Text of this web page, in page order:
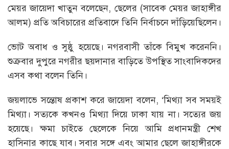
মেয়র জায়েদা খাতুন বলেছেন, ছেলের (সাবেক মেয়র জাহাঙ্গীর
আলম) প্রতি অবিচারের প্রতিবাদে তিনি নির্বাচনে দাঁড়িয়েছিলেন।
ভোট অবাধ ও সুষ্ঠু হয়েছে। নগরবাসী তাঁকে বিমুখ করেননি।
শুক্রবার দুপুরে নগরীর ছয়দানার বাড়িতে উপস্থিত সাংবাদিকদের
এসব কথা বলেন তিনি।
জয়লাভে সন্তোষ প্রকাশ করে জায়েদা বলেন, ‘মিথ্যা সব সময়ই
মিথ্যা। সত্যকে কখনও মিথ্যা দিয়ে ঢাকা যায় না। সত্যের জয়
হয়েছে। ক্ষমা চাইতে ছেলেকে নিয়ে আমি প্রধানমন্ত্রী শেখ
হাসিনার কাছে যাব। সবার সঙ্গে এবং আমার ছেলে জাহাঙ্গীরকে